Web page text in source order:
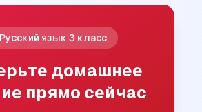
Русский язык 3 класс
домашнее
прямо сейчас